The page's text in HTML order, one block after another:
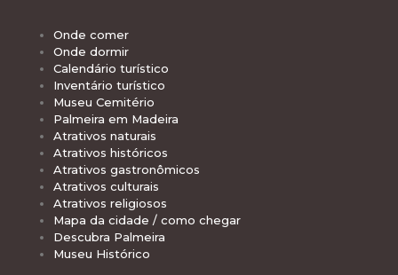
Onde comer
Onde dormir
Calendário turístico
Inventário turístico
Museu Cemitério
Palmeira em Madeira
Atrativos naturais
Atrativos históricos
Atrativos gastronômicos
Atrativos culturais
Atrativos religiosos
Mapa da cidade / como chegar
Descubra Palmeira
Museu Histórico